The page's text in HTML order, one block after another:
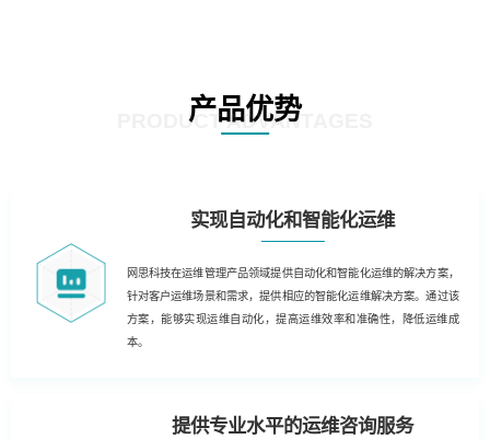
产品优势
PRODUCT ADVANTAGES
实现自动化和智能化运维
网思科技在运维管理产品领域提供自动化和智能化运维的解决方案，
针对客户运维场景和需求，提供相应的智能化运维解决方案。通过该
方案，能够实现运维自动化，提高运维效率和准确性，降低运维成
本。
提供专业水平的运维咨询服务